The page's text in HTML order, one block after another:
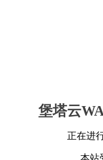
堡塔云
正在进
本站